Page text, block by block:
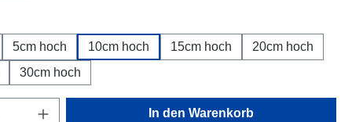
5cm hoch 10cm hoch 15cm hoch
20cm hoch
30cm hoch
Anzahl: Gib den gewünschten Wert ein
In den Warenkorb